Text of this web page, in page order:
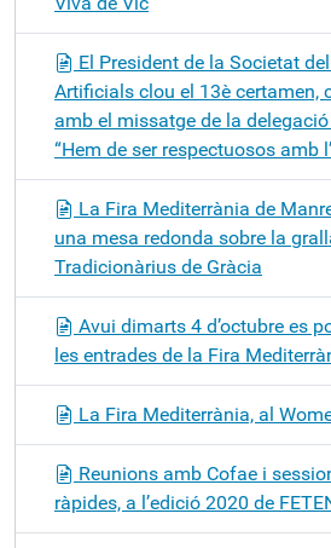
El President de la Societat
Artificials clou el 13è certamen,
amb el missatge de la
“Hem de ser respectuosos amb
La Fira Mediterrània de
una mesa redonda sobre la
Tradicionàrius de Gràcia
Avui dimarts 4 d’octubre es
les entrades de la Fira
La Fira Mediterrània, al
Reunions amb Cofae i
ràpides, a l’edició 2020 de